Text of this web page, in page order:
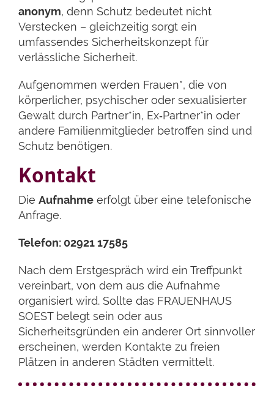
anonym, denn Schutz bedeutet nicht
Verstecken – gleichzeitig sorgt ein
umfassendes Sicherheitskonzept für
verlässliche Sicherheit.
Aufgenommen werden Frauen*, die von
körperlicher, psychischer oder sexualisierter
Gewalt durch Partner*in, Ex‑Partner*in oder
andere Familienmitglieder betroffen sind und
Schutz benötigen.
Kontakt
Die Aufnahme erfolgt über eine telefonische
Anfrage.
Telefon: 02921 17585
Nach dem Erstgespräch wird ein Treffpunkt
vereinbart, von dem aus die Aufnahme
organisiert wird. Sollte das FRAUENHAUS
SOEST belegt sein oder aus
Sicherheitsgründen ein anderer Ort sinnvoller
erscheinen, werden Kontakte zu freien
Plätzen in anderen Städten vermittelt.